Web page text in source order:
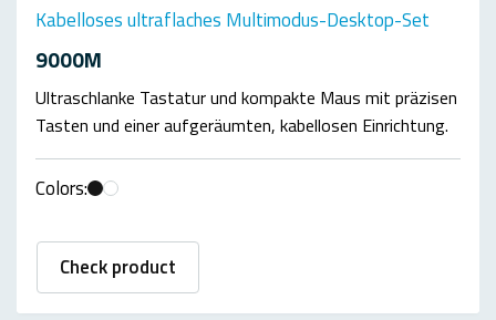
Kabelloses ultraflaches Multimodus-Desktop-Set
9000M
Ultraschlanke Tastatur und kompakte Maus mit präzisen
Tasten und einer aufgeräumten, kabellosen Einrichtung.
Colors:
Check product